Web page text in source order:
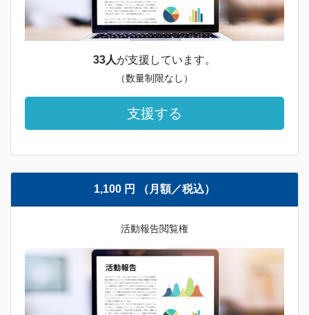
33人が支援しています。
（数量制限なし）
支援する
1,100 円 （月額／税込）
活動報告閲覧権